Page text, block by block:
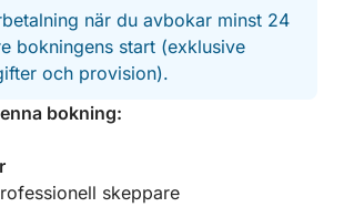
när du avbokar minst 24
bokningens start (exklusive
och provision).
bokning:
skeppare